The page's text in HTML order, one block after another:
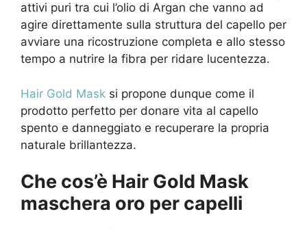
attivi puri tra cui l’olio di Argan che vanno ad
agire direttamente sulla struttura del capello per
avviare una ricostruzione completa e allo stesso
tempo a nutrire la fibra per ridare lucentezza.
Hair Gold Mask si propone dunque come il
prodotto perfetto per donare vita al capello
spento e danneggiato e recuperare la propria
naturale brillantezza.
Che cos’è Hair Gold Mask
maschera oro per capelli